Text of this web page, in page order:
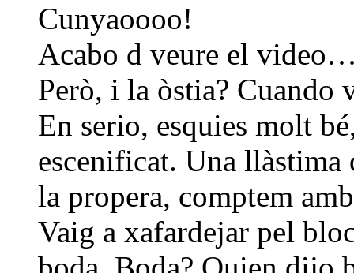
Cunyaoooo!
Acabo d veure el
Però, i la òstia? Cuando
En serio, esquies molt
escenificat. Una
la propera, comptem
Vaig a xafardejar pel